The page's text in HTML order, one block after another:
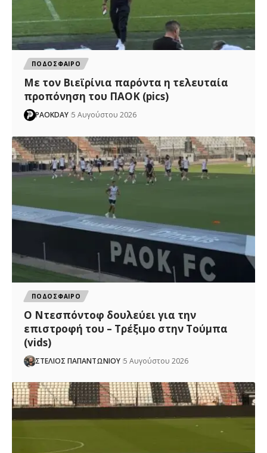
ΠΟΔΟΣΦΑΙΡΟ
Με τον Βιεϊρίνια παρόντα η τελευταία
προπόνηση του ΠΑΟΚ (pics)
PAOKDAY 5 Αυγούστου 2026
ΠΟΔΟΣΦΑΙΡΟ
Ο Ντεσπόντοφ δουλεύει για την
επιστροφή του – Τρέξιμο στην Τούμπα
(vids)
ΣΤΕΛΙΟΣ ΠΑΠΑΝΤΩΝΙΟΥ 5 Αυγούστου 2026